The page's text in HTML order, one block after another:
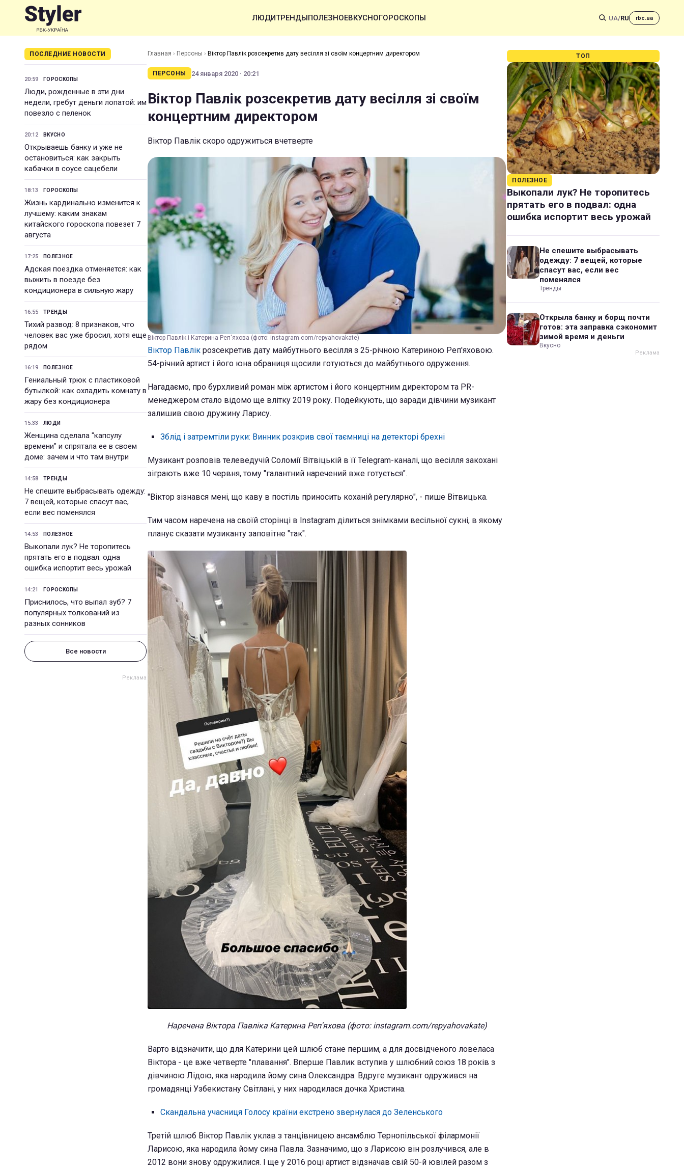
ЛЮДИТРЕНДЫПОЛЕЗНОЕВКУСНОГОРОСКОПЫ UA/RU rbc.ua
ПОСЛЕДНИЕ НОВОСТИ
20:59 ГОРОСКОПЫ
Люди, рожденные в эти дни
недели, гребут деньги лопатой: им
повезло с пеленок
20:12 ВКУСНО
Открываешь банку и уже не
остановиться: как закрыть
кабачки в соусе сацебели
18:13 ГОРОСКОПЫ
Жизнь кардинально изменится к
лучшему: каким знакам
китайского гороскопа повезет 7
августа
17:25 ПОЛЕЗНОЕ
Адская поездка отменяется: как
выжить в поезде без
кондиционера в сильную жару
16:55 ТРЕНДЫ
Тихий развод: 8 признаков, что
человек вас уже бросил, хотя еще
рядом
16:19 ПОЛЕЗНОЕ
Гениальный трюк с пластиковой
бутылкой: как охладить комнату в
жару без кондиционера
15:33 ЛЮДИ
Женщина сделала "капсулу
времени" и спрятала ее в своем
доме: зачем и что там внутри
14:58 ТРЕНДЫ
Не спешите выбрасывать одежду:
7 вещей, которые спасут вас,
если вес поменялся
14:53 ПОЛЕЗНОЕ
Выкопали лук? Не торопитесь
прятать его в подвал: одна
ошибка испортит весь урожай
14:21 ГОРОСКОПЫ
Приснилось, что выпал зуб? 7
популярных толкований из
разных сонников
Все новости
Главная › Персоны › Віктор Павлік розсекретив дату весілля зі своїм концертним директором
ПЕРСОНЫ 24 января 2020 · 20:21
Віктор Павлік розсекретив дату весілля зі своїм
концертним директором
Віктор Павлік скоро одружиться вчетверте
Віктор Павлік і Катерина Реп'яхова (фото: instagram.com/repyahovakate)
Віктор Павлік розсекретив дату майбутнього весілля з 25-річною Катериною Реп'яховою.
54-річний артист і його юна обраниця щосили готуються до майбутнього одруження.
Нагадаємо, про бурхливий роман між артистом і його концертним директором та PR-
менеджером стало відомо ще влітку 2019 року. Подейкують, що заради дівчини музикант
залишив свою дружину Ларису.
Зблід і затремтіли руки: Винник розкрив свої таємниці на детекторі брехні
Музикант розповів телеведучій Соломії Вітвіцькій в її Telegram-каналі, що весілля закохані
зіграють вже 10 червня, тому "галантний наречений вже готується".
"Віктор зізнався мені, що каву в постіль приносить коханій регулярно", - пише Вітвицька.
Тим часом наречена на своїй сторінці в Instagram ділиться знімками весільної сукні, в якому
планує сказати музиканту заповітне "так".
Наречена Віктора Павліка Катерина Реп'яхова (фото: instagram.com/repyahovakate)
Варто відзначити, що для Катерини цей шлюб стане першим, а для досвідченого ловеласа
Віктора - це вже четверте "плавання". Вперше Павлик вступив у шлюбний союз 18 років з
дівчиною Лідою, яка народила йому сина Олександра. Вдруге музикант одружився на
громадянці Узбекистану Світлані, у них народилася дочка Христина.
Скандальна учасниця Голосу країни екстрено звернулася до Зеленського
Третій шлюб Віктор Павлік уклав з танцівницею ансамблю Тернопільської філармонії
Ларисою, яка народила йому сина Павла. Зазначимо, що з Ларисою він розлучився, але в
2012 вони знову одружилися. І ще у 2016 році артист відзначав свій 50-й ювілей разом з
ТОП
ПОЛЕЗНОЕ
Выкопали лук? Не торопитесь
прятать его в подвал: одна
ошибка испортит весь урожай
Не спешите выбрасывать
одежду: 7 вещей, которые
спасут вас, если вес
поменялся
Тренды
Открыла банку и борщ почти
готов: эта заправка сэкономит
зимой время и деньги
Вкусно